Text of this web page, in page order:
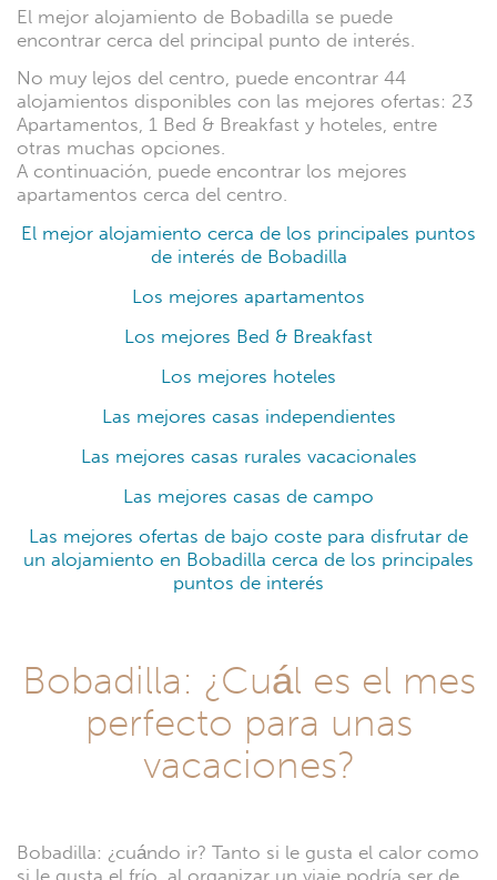
El mejor alojamiento de Bobadilla se puede
encontrar cerca del principal punto de interés.
No muy lejos del centro, puede encontrar 44
alojamientos disponibles con las mejores ofertas: 23
Apartamentos, 1 Bed & Breakfast y hoteles, entre
otras muchas opciones.
A continuación, puede encontrar los mejores
apartamentos cerca del centro.
El mejor alojamiento cerca de los principales puntos
de interés de Bobadilla
Los mejores apartamentos
Los mejores Bed & Breakfast
Los mejores hoteles
Las mejores casas independientes
Las mejores casas rurales vacacionales
Las mejores casas de campo
Las mejores ofertas de bajo coste para disfrutar de
un alojamiento en Bobadilla cerca de los principales
puntos de interés
Bobadilla: ¿Cuál es el mes
perfecto para unas
vacaciones?
Bobadilla: ¿cuándo ir? Tanto si le gusta el calor como